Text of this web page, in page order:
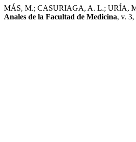
MÁS, M.; CASURIAGA, A. L.; URÍA,
Anales de la Facultad de Medicina, v.